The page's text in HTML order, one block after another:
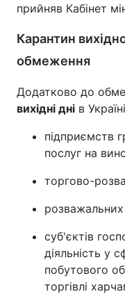
прийняв Кабінет
Карантин
обмеження
Додатково до
вихідні дні в
підприємств
послуг на
торгово-
розважальних
суб'єктів
діяльність у
побутового
торгівлі